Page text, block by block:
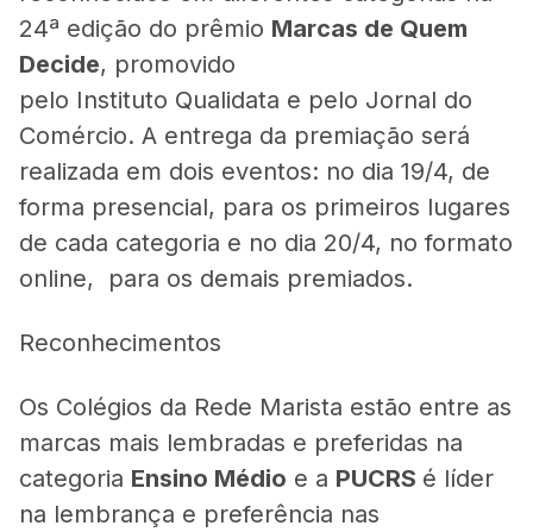
24ª edição do prêmio Marcas de Quem
Decide, promovido
pelo Instituto Qualidata e pelo Jornal do
Comércio. A entrega da premiação será
realizada em dois eventos: no dia 19/4, de
forma presencial, para os primeiros lugares
de cada categoria e no dia 20/4, no formato
online, para os demais premiados.
Reconhecimentos
Os Colégios da Rede Marista estão entre as
marcas mais lembradas e preferidas na
categoria Ensino Médio e a PUCRS é líder
na lembrança e preferência nas